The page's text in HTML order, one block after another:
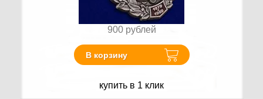
900 рублей
В корзину
купить в 1 клик